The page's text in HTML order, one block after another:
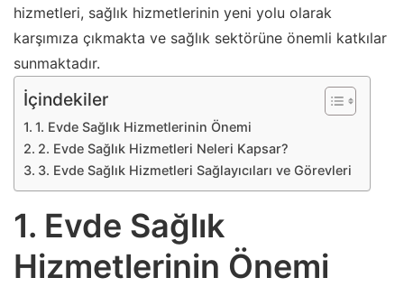
hizmetleri, sağlık hizmetlerinin yeni yolu olarak
karşımıza çıkmakta ve sağlık sektörüne önemli katkılar
sunmaktadır.
İçindekiler
1. Evde Sağlık Hizmetlerinin Önemi
2. Evde Sağlık Hizmetleri Neleri Kapsar?
3. Evde Sağlık Hizmetleri Sağlayıcıları ve Görevleri
1. Evde Sağlık
Hizmetlerinin Önemi